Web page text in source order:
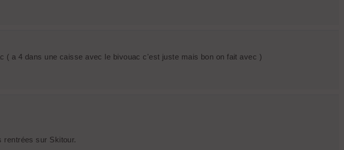
a 4 dans une caisse avec le bivouac c'est juste mais bon on fait avec )
rentrées sur Skitour.